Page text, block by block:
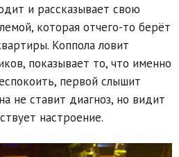
и рассказывает свою
которая отчего-то берёт
Коппола ловит
показывает то, что именно
первой слышит
не ставит диагноз, но видит
настроение.